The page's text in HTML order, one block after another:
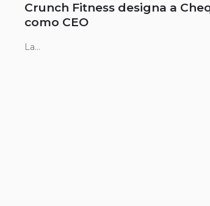
Crunch Fitness designa a
como CEO
La...